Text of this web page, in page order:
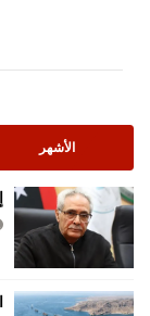
الأشهر